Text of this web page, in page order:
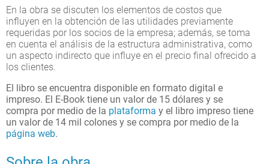
En la obra se discuten los elementos de costos que
influyen en la obtención de las utilidades previamente
requeridas por los socios de la empresa; además, se toma
en cuenta el análisis de la estructura administrativa, como
un aspecto indirecto que influye en el precio final ofrecido a
los clientes.
El libro se encuentra disponible en formato digital e
impreso. El E-Book tiene un valor de 15 dólares y se
compra por medio de la plataforma y el libro impreso tiene
un valor de 14 mil colones y se compra por medio de la
página web.